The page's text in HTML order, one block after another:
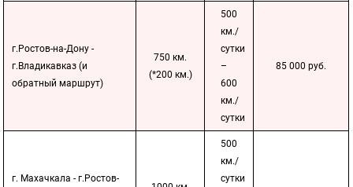
г.Ростов-на-Дону -
г.Владикавказ (и
обратный маршрут)
750 км.
(*200 км.)
500
км./
сутки
–
600
км./
сутки
85 000 руб.
г. Махачкала - г.Ростов-
500
км./
сутки